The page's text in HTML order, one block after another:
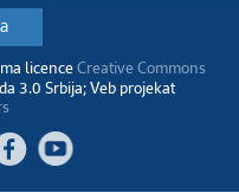
licence Creative Commons
3.0 Srbija; Veb projekat